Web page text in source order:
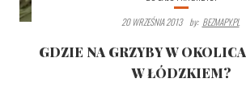
20 WRZEŚNIA 2013 By: BEZMAPY.PL
GDZIE NA GRZYBY W
W ŁÓDZKIEM?